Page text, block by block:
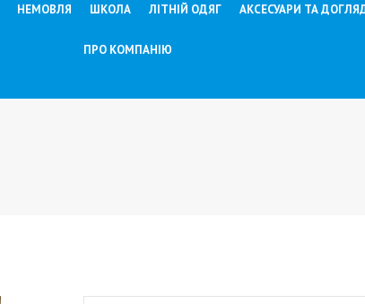
НЕМОВЛЯ ШКОЛА ЛІТНІЙ ОДЯГ АКСЕСУАРИ ТА
ПРО КОМПАНІЮ